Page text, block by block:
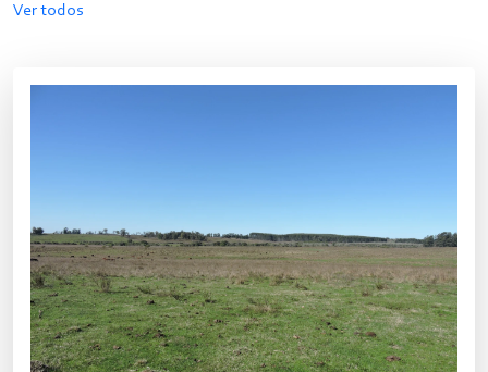
Ver todos